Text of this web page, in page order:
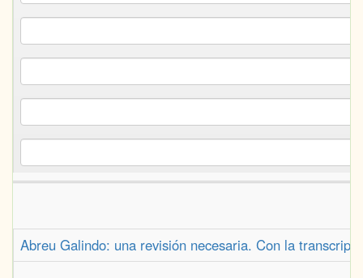
Abreu Galindo: una revisión necesaria. Con la